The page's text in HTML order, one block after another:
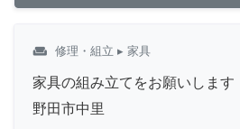
weekend 修理・組立 ▸ 家具
家具の組み立てをお願いします
野田市中里